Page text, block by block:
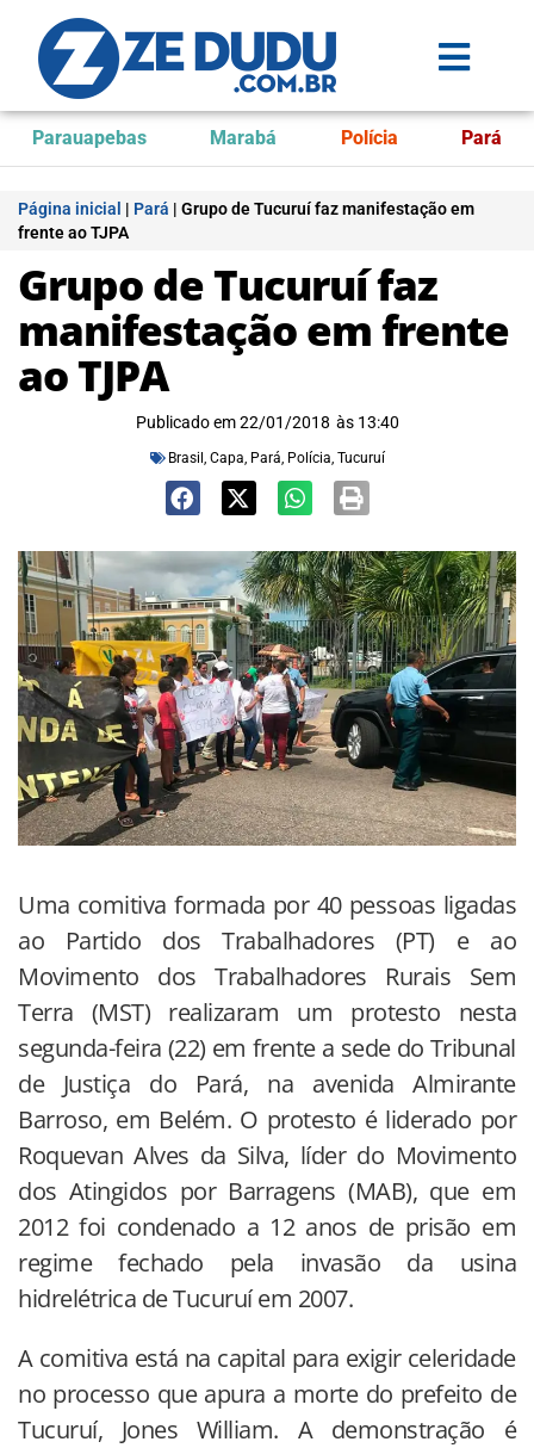
Parauapebas Marabá Polícia Pará
Página inicial | Pará | Grupo de Tucuruí faz manifestação em
frente ao TJPA
Grupo de Tucuruí faz
manifestação em frente
ao TJPA
Publicado em 22/01/2018 às 13:40
Brasil , Capa, Pará, Polícia, Tucuruí
Uma comitiva formada por 40 pessoas ligadas
ao Partido dos Trabalhadores (PT) e ao
Movimento dos Trabalhadores Rurais Sem
Terra (MST) realizaram um protesto nesta
segunda-feira (22) em frente a sede do Tribunal
de Justiça do Pará, na avenida Almirante
Barroso, em Belém. O protesto é liderado por
Roquevan Alves da Silva, líder do Movimento
dos Atingidos por Barragens (MAB), que em
2012 foi condenado a 12 anos de prisão em
regime fechado pela invasão da usina
hidrelétrica de Tucuruí em 2007.
A comitiva está na capital para exigir celeridade
no processo que apura a morte do prefeito de
Tucuruí, Jones William. A demonstração é